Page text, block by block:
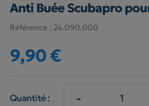
Anti Buée Scubapro
Référence : 24.090.000
9,90 €
Quantité : -